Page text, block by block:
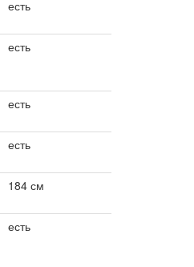
есть
есть
есть
есть
184 см
есть